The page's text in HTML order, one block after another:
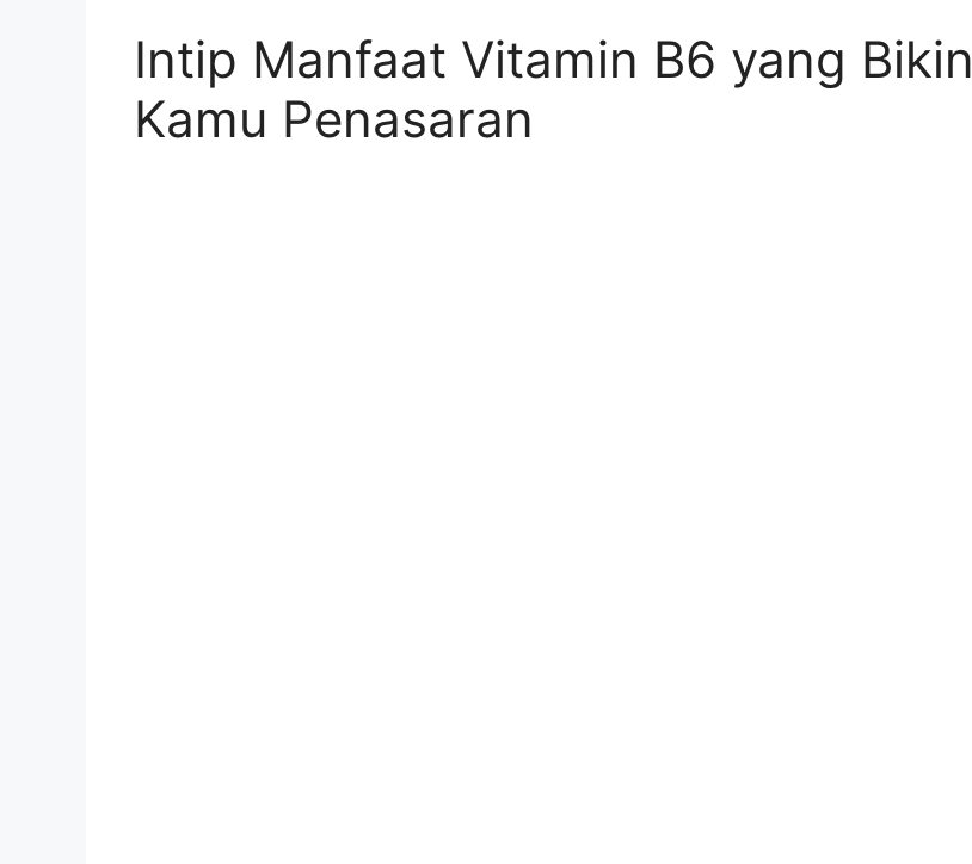
Intip Manfaat Vitamin B6 yang Bikin
Kamu Penasaran